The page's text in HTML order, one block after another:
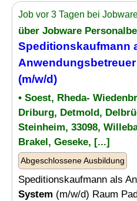
Job vor 3 Tagen bei
über Jobware
Speditionskaufmann
Anwendungsbetreuer
(m/w/d)
• Soest, Rheda-
Driburg, Detmold,
Steinheim, 33098,
Brakel, Geseke, [...]
Abgeschlossene Ausbildung
Speditionskaufmann als
System (m/w/d) Raum